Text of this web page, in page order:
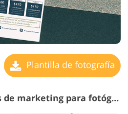
Plantilla de fotografía
Plantillas gratuitas de marketing para fotógrafos #25 "Wedding Precios Guide"